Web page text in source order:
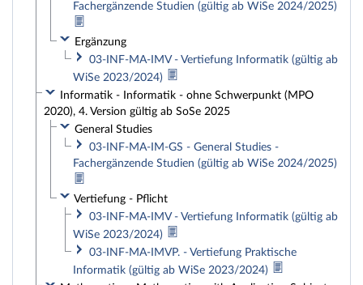
Fachergänzende Studien (gültig ab WiSe 2024/2025)
Ergänzung
03-INF-MA-IMV - Vertiefung Informatik (gültig ab
WiSe 2023/2024)
Informatik - Informatik - ohne Schwerpunkt (MPO
2020), 4. Version gültig ab SoSe 2025
General Studies
03-INF-MA-IM-GS - General Studies -
Fachergänzende Studien (gültig ab WiSe 2024/2025)
Vertiefung - Pflicht
03-INF-MA-IMV - Vertiefung Informatik (gültig ab
WiSe 2023/2024)
03-INF-MA-IMVP. - Vertiefung Praktische
Informatik (gültig ab WiSe 2023/2024)